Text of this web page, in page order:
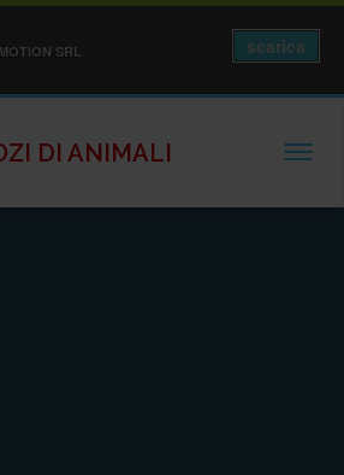
SRL scarica
DI ANIMALI